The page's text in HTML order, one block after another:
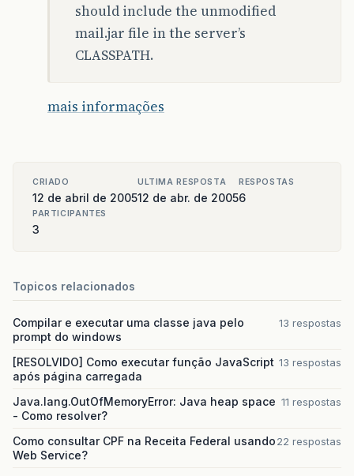
should include the unmodified
mail.jar file in the server’s
CLASSPATH.
mais informações
CRIADO
12 de abril de 2005
ULTIMA RESPOSTA
12 de abr. de 2005
RESPOSTAS
6
PARTICIPANTES
3
Topicos relacionados
Compilar e executar uma classe java pelo
prompt do windows
13 respostas
[RESOLVIDO] Como executar função JavaScript
após página carregada
13 respostas
Java.lang.OutOfMemoryError: Java heap space
- Como resolver?
11 respostas
Como consultar CPF na Receita Federal usando
Web Service?
22 respostas